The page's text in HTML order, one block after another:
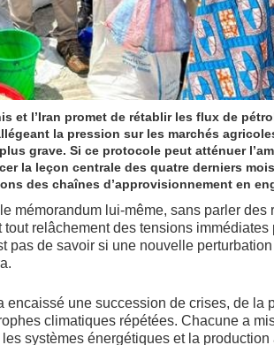
et l’Iran promet de rétablir les flux de
la pression sur les marchés
grave. Si ce protocole peut atténuer
la leçon centrale des quatre derniers
des chaînes d’approvisionnement en
mémorandum lui-même, sans parler des
relâchement des tensions
pas de savoir si une nouvelle
encaissé une succession de crises, de la
climatiques répétées. Chacune a
systèmes énergétiques et la production